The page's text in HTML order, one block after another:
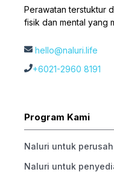
Perawatan terstuktur
fisik dan mental yang
hello@naluri.life
+6021-2960 8191
Program Kami
Naluri untuk
Naluri untuk